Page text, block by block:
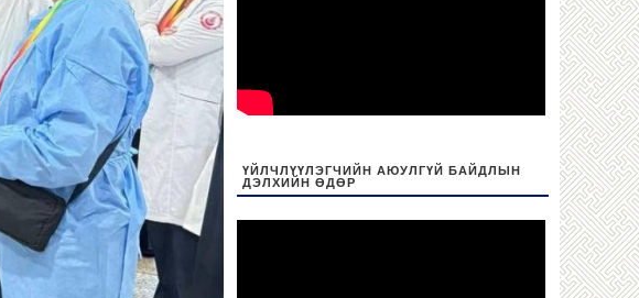
ҮЙЛЧЛҮҮЛЭГЧИЙН АЮУЛГҮЙ БАЙДЛЫН
ДЭЛХИЙН ӨДӨР